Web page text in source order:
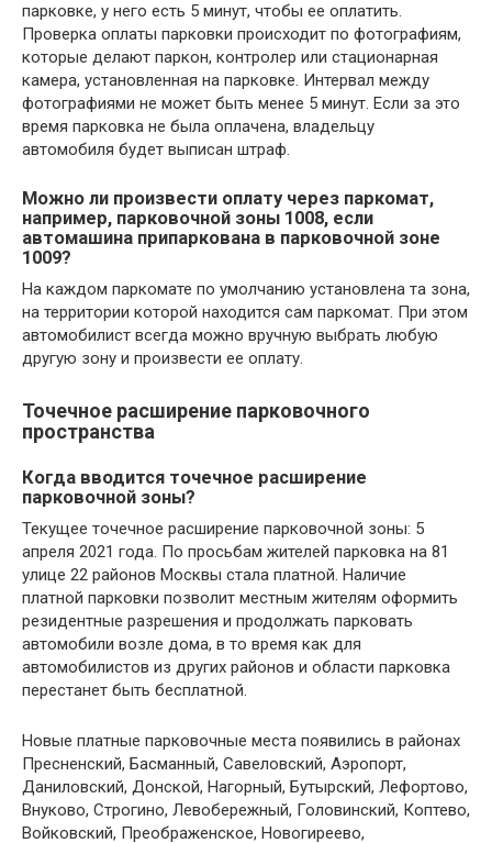
парковке, у него есть 5 минут, чтобы ее оплатить.
Проверка оплаты парковки происходит по фотографиям,
которые делают паркон, контролер или стационарная
камера, установленная на парковке. Интервал между
фотографиями не может быть менее 5 минут. Если за это
время парковка не была оплачена, владельцу
автомобиля будет выписан штраф.
Можно ли произвести оплату через паркомат,
например, парковочной зоны 1008, если
автомашина припаркована в парковочной зоне
1009?
На каждом паркомате по умолчанию установлена та зона,
на территории которой находится сам паркомат. При этом
автомобилист всегда можно вручную выбрать любую
другую зону и произвести ее оплату.
Точечное расширение парковочного
пространства
Когда вводится точечное расширение
парковочной зоны?
Текущее точечное расширение парковочной зоны: 5
апреля 2021 года. По просьбам жителей парковка на 81
улице 22 районов Москвы стала платной. Наличие
платной парковки позволит местным жителям оформить
резидентные разрешения и продолжать парковать
автомобили возле дома, в то время как для
автомобилистов из других районов и области парковка
перестанет быть бесплатной.
Новые платные парковочные места появились в районах
Пресненский, Басманный, Савеловский, Аэропорт,
Даниловский, Донской, Нагорный, Бутырский, Лефортово,
Внуково, Строгино, Левобережный, Головинский, Коптево,
Войковский, Преображенское, Новогиреево,